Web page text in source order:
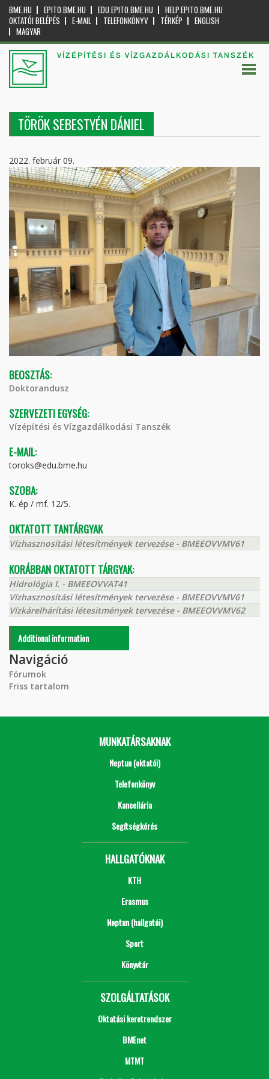
BME.HU EPITO.BME.HU EDU.EPITO.BME.HU
HELP.EPITO.BME.HU
OKTATÓI BELÉPÉS
E-MAIL TELEFONKÖNYV TÉRKÉP
ENGLISH
MAGYAR
VÍZÉPÍTÉSI ÉS VÍZGAZDÁLKODÁSI TANSZÉK
TÖRÖK SEBESTYÉN DÁNIEL
2022. február 09.
BEOSZTÁS:
Doktorandusz
SZERVEZETI EGYSÉG:
Vízépítési és Vízgazdálkodási Tanszék
E-MAIL:
toroks@edu.bme.hu
SZOBA:
K. ép / mf. 12/5.
OKTATOTT TANTÁRGYAK
Vízhasznosítási létesítmények tervezése - BMEEOVVMV61
KORÁBBAN OKTATOTT TÁRGYAK:
Hidrológia I. - BMEEOVVAT41
Vízhasznosítási létesítmények tervezése - BMEEOVVMV61
Vízkárelhárítási létesitmények tervezése - BMEEOVVMV62
Additional information
Navigáció
Fórumok
Friss tartalom
MUNKATÁRSAKNAK
Neptun (oktatói)
Telefonkönyv
Kancellária
Segítségkérés
HALLGATÓKNAK
KTH
Erasmus
Neptun (hallgatói)
Sport
Könyvtár
SZOLGÁLTATÁSOK
Oktatási keretrendszer
BMEnet
MTMT